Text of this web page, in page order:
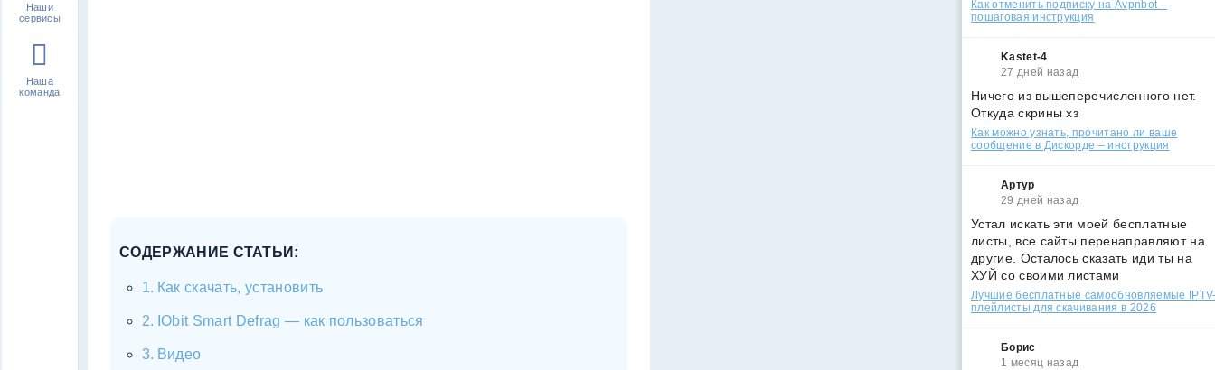
Наши
сервисы
Наша
команда
СОДЕРЖАНИЕ СТАТЬИ:
Как скачать, установить
IObit Smart Defrag — как пользоваться
Видео
Как отменить подписку на Avpnbot –
пошаговая инструкция
Kastet-4
27 дней назад
Ничего из вышеперечисленного нет.
Откуда скрины хз
Как можно узнать, прочитано ли ваше
сообщение в Дискорде – инструкция
Артур
29 дней назад
Устал искать эти моей бесплатные
листы, все сайты перенаправляют на
другие. Осталось сказать иди ты на
ХУЙ со своими листами
Лучшие бесплатные самообновляемые
плейлисты для скачивания в 2026
Борис
1 месяц назад